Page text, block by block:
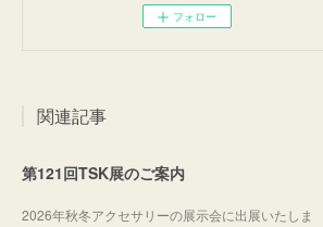
フォロー
関連記事
第121回TSK展のご案内
2026年秋冬アクセサリーの展示会に出展いたしま